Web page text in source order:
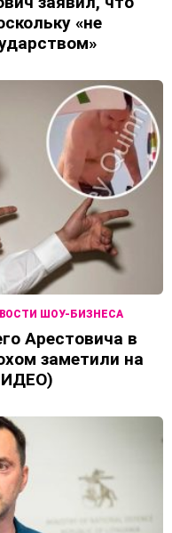
«не
ШОУ-БИЗНЕСА
Арестовича в
заметили на